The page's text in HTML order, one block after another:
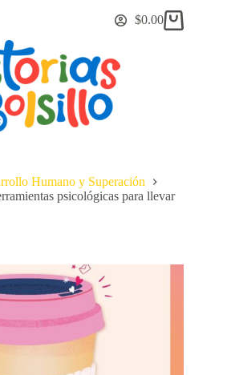
Carro
$0.00
Humano y Superación
psicológicas para llevar